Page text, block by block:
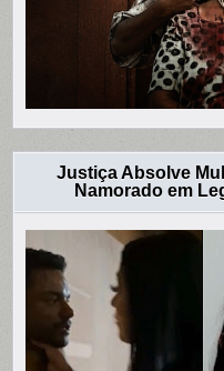
Justiça Absolve
Namorado em